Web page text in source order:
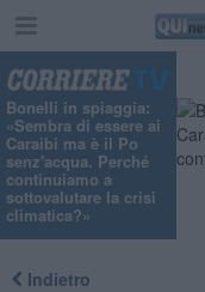
Bonelli in spiaggia:
«Sembra di essere ai
Caraibi ma è il Po
senz'acqua. Perché
continuiamo a
sottovalutare la crisi
climatica?»
Indietro